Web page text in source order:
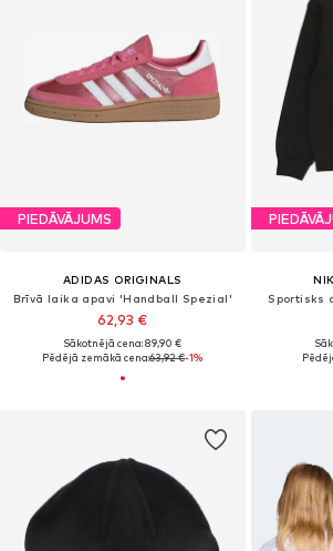
PIEDĀVĀJUMS
ADIDAS ORIGINALS
Brīvā laika apavi 'Handball Spezial'
62,93 €
Sākotnējā cena: 89,90 €
Pēdējā zemākā cena:63,92 €-1%
Sportisks